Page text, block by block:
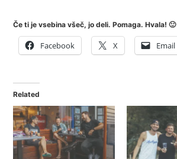
Če ti je vsebina všeč, jo deli. Pomaga. Hvala! 🙂
Facebook X Email
Related